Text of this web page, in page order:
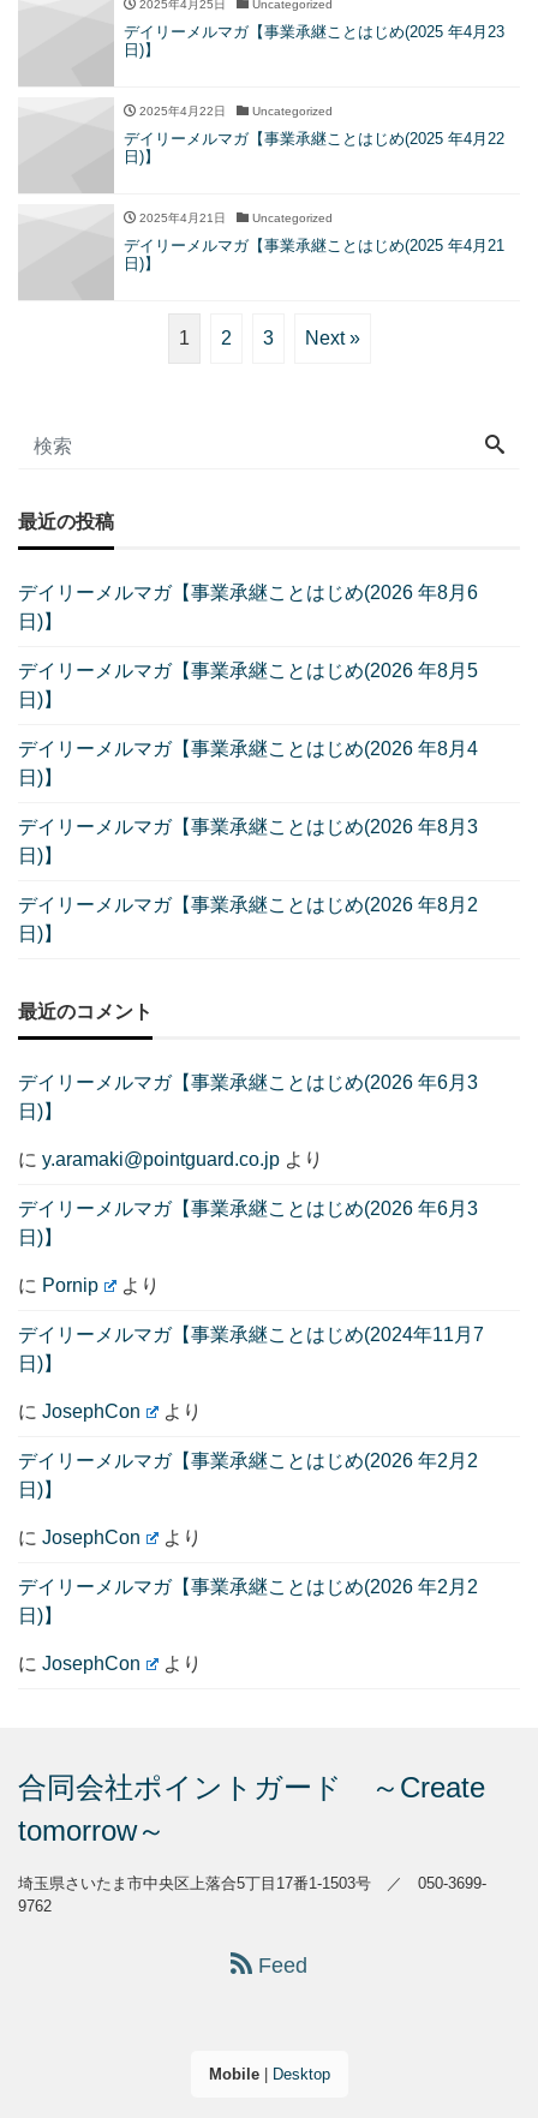
2025年4月25日 Uncategorized
デイリーメルマガ【事業承継ことはじめ(2025 年4月23
日)】
2025年4月22日 Uncategorized
デイリーメルマガ【事業承継ことはじめ(2025 年4月22
日)】
2025年4月21日 Uncategorized
デイリーメルマガ【事業承継ことはじめ(2025 年4月21
日)】
1 2 3 Next »
最近の投稿
デイリーメルマガ【事業承継ことはじめ(2026 年8月6
日)】
デイリーメルマガ【事業承継ことはじめ(2026 年8月5
日)】
デイリーメルマガ【事業承継ことはじめ(2026 年8月4
日)】
デイリーメルマガ【事業承継ことはじめ(2026 年8月3
日)】
デイリーメルマガ【事業承継ことはじめ(2026 年8月2
日)】
最近のコメント
デイリーメルマガ【事業承継ことはじめ(2026 年6月3
日)】
に y.aramaki@pointguard.co.jp より
デイリーメルマガ【事業承継ことはじめ(2026 年6月3
日)】
に Pornip より
デイリーメルマガ【事業承継ことはじめ(2024年11月7
日)】
に JosephCon より
デイリーメルマガ【事業承継ことはじめ(2026 年2月2
日)】
に JosephCon より
デイリーメルマガ【事業承継ことはじめ(2026 年2月2
日)】
に JosephCon より
合同会社ポイントガード ～Create
tomorrow～
埼玉県さいたま市中央区上落合5丁目17番1-1503号 ／ 050-3699-
9762
Feed
Mobile| Desktop